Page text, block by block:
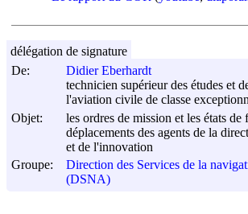
De:
Didier Eberhardt
technicien supérieur des études et
l'aviation civile de classe
Objet:
les ordres de mission et les états de
déplacements des agents de la
et de l'innovation
Groupe:
Direction des Services de la
(DSNA)
délégation de signature